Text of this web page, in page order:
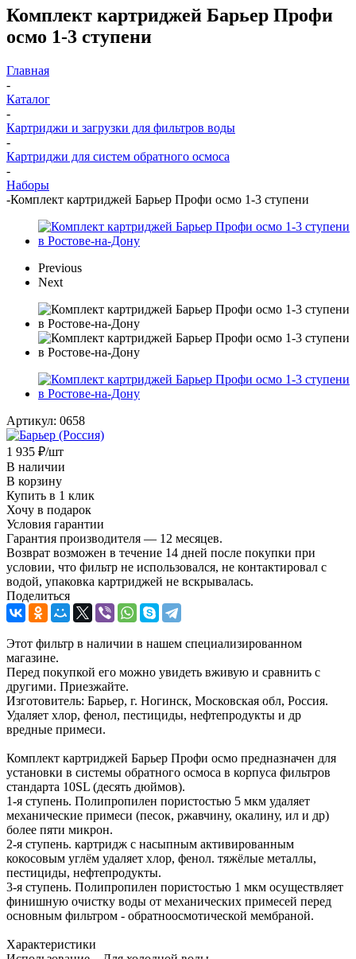
Комплект картриджей Барьер Профи
осмо 1-3 ступени
Главная
-
Каталог
-
Картриджи и загрузки для фильтров воды
-
Картриджи для систем обратного осмоса
-
Наборы
-Комплект картриджей Барьер Профи осмо 1-3 ступени
Previous
Next
Артикул: 0658
1 935 ₽/шт
В наличии
В корзину
Купить в 1 клик
Хочу в подарок
Условия гарантии
Гарантия производителя — 12 месяцев.
Возврат возможен в течение 14 дней после покупки при
условии, что фильтр не использовался, не контактировал с
водой, упаковка картриджей не вскрывалась.
Поделиться
Этот фильтр в наличии в нашем специализированном
магазине.
Перед покупкой его можно увидеть вживую и сравнить с
другими. Приезжайте.
Изготовитель: Барьер, г. Ногинск, Московская обл, Россия.
Удаляет хлор, фенол, пестициды, нефтепродукты и др
вредные примеси.
Комплект картриджей Барьер Профи осмо предназначен для
установки в системы обратного осмоса в корпуса фильтров
стандарта 10SL (десять дюймов).
1-я ступень. Полипропилен пористостью 5 мкм удаляет
механические примеси (песок, ржавчину, окалину, ил и др)
более пяти микрон.
2-я ступень. картридж с насыпным активированным
кокосовым углём удаляет хлор, фенол. тяжёлые металлы,
пестициды, нефтепродукты.
3-я ступень. Полипропилен пористостью 1 мкм осуществляет
финишную очистку воды от механических примесей перед
основным фильтром - обратноосмотической мембраной.
Характеристики